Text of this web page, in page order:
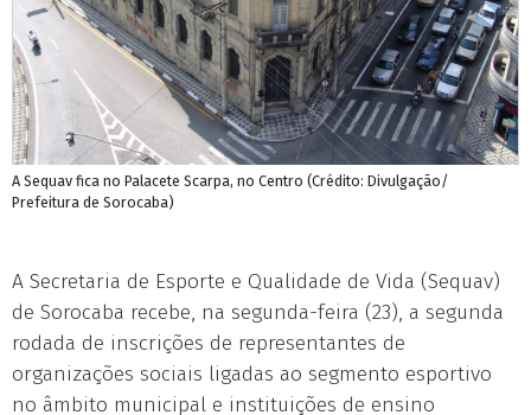
A Sequav fica no Palacete Scarpa, no Centro (Crédito: Divulgação/
Prefeitura de Sorocaba)
A Secretaria de Esporte e Qualidade de Vida (Sequav)
de Sorocaba recebe, na segunda-feira (23), a segunda
rodada de inscrições de representantes de
organizações sociais ligadas ao segmento esportivo
no âmbito municipal e instituições de ensino